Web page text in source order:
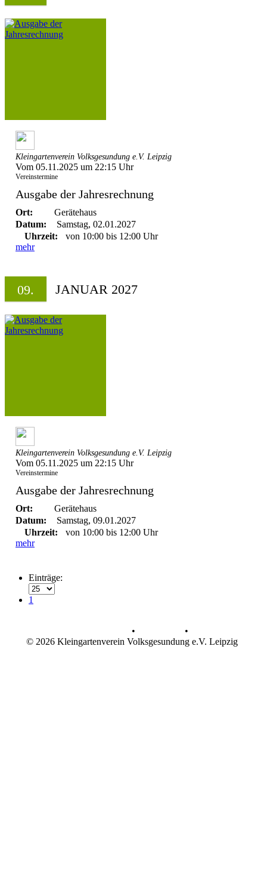
Kleingartenverein Volksgesundung e.V. Leipzig
Vom 05.11.2025 um 22:15 Uhr
Vereinstermine
Ausgabe der Jahresrechnung
Ort:
Gerätehaus
Datum:
Samstag, 02.01.2027
Uhrzeit:
von 10:00 bis 12:00 Uhr
mehr
09. JANUAR 2027
Kleingartenverein Volksgesundung e.V. Leipzig
Vom 05.11.2025 um 22:15 Uhr
Vereinstermine
Ausgabe der Jahresrechnung
Ort:
Gerätehaus
Datum:
Samstag, 09.01.2027
Uhrzeit:
von 10:00 bis 12:00 Uhr
mehr
Einträge:
1
•
•
© 2026 Kleingartenverein Volksgesundung e.V. Leipzig